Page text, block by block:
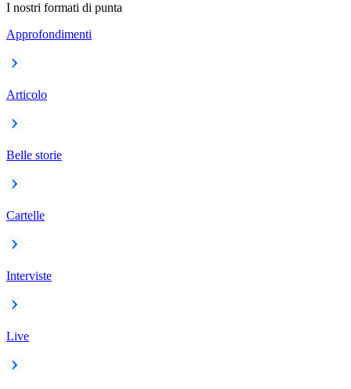
I nostri formati di punta
Approfondimenti
Articolo
Belle storie
Cartelle
Interviste
Live